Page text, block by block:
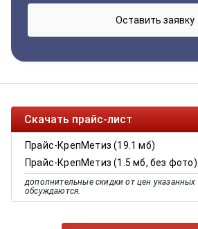
Скачать прайс-лист
Прайс-КрепМетиз (19.1 мб)
Прайс-КрепМетиз (1.5 мб, без фото)
дополнительные скидки от цен указанных
обсуждаются.